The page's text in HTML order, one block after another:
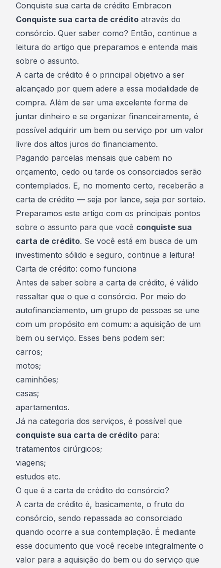
Conquiste sua carta de crédito Embracon
Conquiste sua carta de crédito através do
consórcio. Quer saber como? Então, continue a
leitura do artigo que preparamos e entenda mais
sobre o assunto.
A carta de crédito é o principal objetivo a ser
alcançado por quem adere a essa modalidade de
compra. Além de ser uma excelente forma de
juntar dinheiro e se organizar financeiramente, é
possível adquirir um bem ou serviço por um valor
livre dos altos juros do financiamento.
Pagando parcelas mensais que cabem no
orçamento, cedo ou tarde os consorciados serão
contemplados. E, no momento certo, receberão a
carta de crédito — seja por lance, seja por sorteio.
Preparamos este artigo com os principais pontos
sobre o assunto para que você conquiste sua
carta de crédito. Se você está em busca de um
investimento sólido e seguro, continue a leitura!
Carta de crédito: como funciona
Antes de saber sobre a carta de crédito, é válido
ressaltar que o que o consórcio. Por meio do
autofinanciamento, um grupo de pessoas se une
com um propósito em comum: a aquisição de um
bem ou serviço. Esses bens podem ser:
carros;
motos;
caminhões;
casas;
apartamentos.
Já na categoria dos serviços, é possível que
conquiste sua carta de crédito para:
tratamentos cirúrgicos;
viagens;
estudos etc.
O que é a carta de crédito do consórcio?
A carta de crédito é, basicamente, o fruto do
consórcio, sendo repassada ao consorciado
quando ocorre a sua contemplação. É mediante
esse documento que você recebe integralmente o
valor para a aquisição do bem ou do serviço que